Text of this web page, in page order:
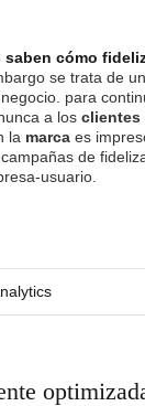
cómo
se trata de
para
a los clientes
la marcaes
de
usuario.